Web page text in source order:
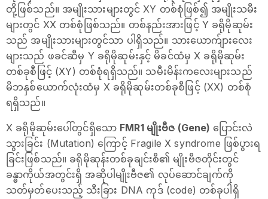
တို့ဖြစ်သည်။ အမျိုးသားများတွင် XY တစ်စုံဖြစ်၍ အမျိုးသမီး
များတွင် XX တစ်စုံဖြစ်သည်။ တစ်နည်းအားဖြင့် Y ခရိုမိုဆုမ်း
သည် အမျိုးသားများတွင်သာ ပါရှိသည်။ သားယောက်ျားလေး
များသည် ဖခင်ဆီမှ Y ခရိုမိုဆုမ်းနှင့် မိခင်ထံမှ X ခရိုမိုဆုမ်း
တစ်ခုစီဖြင့် (XY) တစ်စုံရရှိသည်။ သမီးမိန်းကလေးများသည်
မိဘနှစ်ယောက်လုံးထံမှ X ခရိုမိုဆုမ်းတစ်ခုစီဖြင့် (XX) တစ်စုံ
ရရှိသည်။
X ခရိုမိုဆုမ်းပေါ်တွင်ရှိသော FMR1 မျိုးဗီဇ (Gene) ပြောင်းလဲ
သွားခြင်း (Mutation) ကြောင့် Fragile X syndrome ဖြစ်ပွားရ
ခြင်းဖြစ်သည်။ ခရိုမိုဆုန်းတစ်ခုချင်းစီ၏ မျိုးဗီဇတိုင်းတွင်
ခန္ဓာကိုယ်အတွင်းရှိ အဆိုပါမျိုးဗီဇ၏ လုပ်ဆောင်ချက်ကို
သတ်မှတ်ပေးသည့် သီးခြား DNA ကုဒ် (code) တစ်ခုပါရှိ